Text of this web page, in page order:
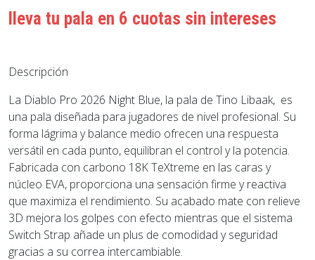
lleva tu pala en 6 cuotas sin intereses
Descripción
La Diablo Pro 2026 Night Blue, la pala de Tino Libaak, es
una pala diseñada para jugadores de nivel profesional. Su
forma lágrima y balance medio ofrecen una respuesta
versátil en cada punto, equilibran el control y la potencia.
Fabricada con carbono 18K TeXtreme en las caras y
núcleo EVA, proporciona una sensación firme y reactiva
que maximiza el rendimiento. Su acabado mate con relieve
3D mejora los golpes con efecto mientras que el sistema
Switch Strap añade un plus de comodidad y seguridad
gracias a su correa intercambiable.